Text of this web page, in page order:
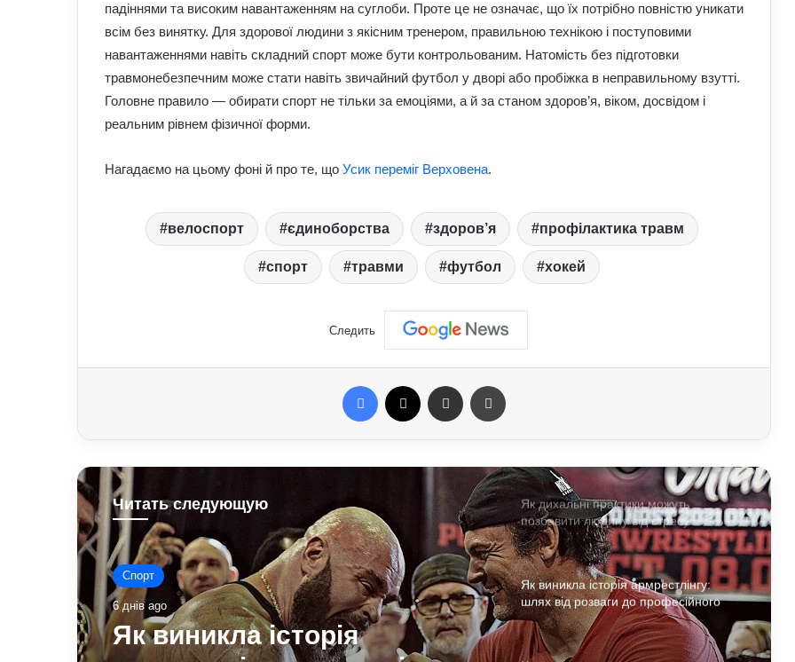
падіннями та високим навантаженням на суглоби. Проте це не означає, що їх потрібно повністю уникати
всім без винятку. Для здорової людини з якісним тренером, правильною технікою і поступовими
навантаженнями навіть складний спорт може бути контрольованим. Натомість без підготовки
травмонебезпечним може стати навіть звичайний футбол у дворі або пробіжка в неправильному взутті.
Головне правило — обирати спорт не тільки за емоціями, а й за станом здоров’я, віком, досвідом і
реальним рівнем фізичної форми.
Нагадаємо на цьому фоні й про те, що Усик переміг Верховена.
велоспорт єдиноборства здоров’я профілактика травм
спорт травми футбол хокей
Следить
Facebook Отправить e-mail
Читать следующую
Спорт
6 днів ago
Як виникла історія
Як на нас впливають мотивуючі
фільми про спорт: думка спеціалістів
Як білок у продуктах допомагає
активність
Як правильно готуватися до спорту:
прості кроки, що захищають тіло від
Як дихальні практики можуть
позбавити людину від стресу:
пояснення експертів
Як виникла історія армрестлінгу:
шлях від розваги до професійного
спорту